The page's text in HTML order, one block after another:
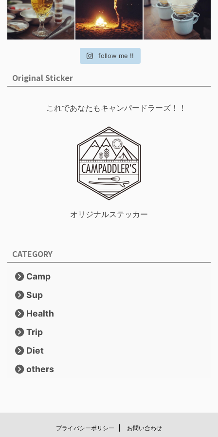
follow me !!
Original Sticker
これであなたもキャンパードラーズ！！
オリジナルステッカー
CATEGORY
Camp
Sup
Health
Trip
Diet
others
プライバシーポリシー お問い合わせ